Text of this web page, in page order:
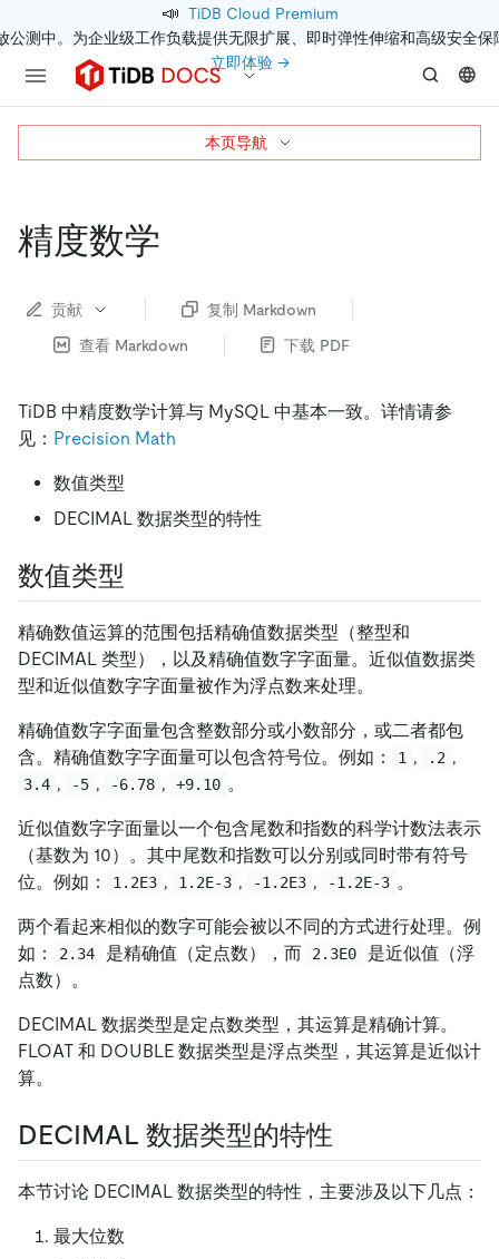
📣 TiDB Cloud Premium
公测中。为企业级工作负载提供无限扩展、即时弹性伸缩和高级安全保
立即体验 →
精度数学
贡献
复制 Markdown
查看 Markdown
下载 PDF
TiDB 中精度数学计算与 MySQL 中基本一致。详情请参
见： Precision Math
数值类型
DECIMAL 数据类型的特性
数值类型
精确数值运算的范围包括精确值数据类型（整型和
DECIMAL 类型），以及精确值数字字面量。近似值数据类
型和近似值数字字面量被作为浮点数来处理。
精确值数字字面量包含整数部分或小数部分，或二者都包
含。精确值数字字面量可以包含符号位。例如：
1 , .2 ,
3.4 , -5 , -6.78 , +9.10 。
近似值数字字面量以一个包含尾数和指数的科学计数法表示
（基数为 10）。其中尾数和指数可以分别或同时带有符号
位。例如：
1.2E3 , 1.2E-3 , -1.2E3 , -1.2E-3 。
两个看起来相似的数字可能会被以不同的方式进行处理。例
如：
2.34 是精确值（定点数），而 2.3E0
是近似值（浮
点数）。
DECIMAL 数据类型是定点数类型，其运算是精确计算。
FLOAT 和 DOUBLE 数据类型是浮点类型，其运算是近似计
算。
DECIMAL 数据类型的特性
本节讨论 DECIMAL 数据类型的特性，主要涉及以下几点：
最大位数
本页导航